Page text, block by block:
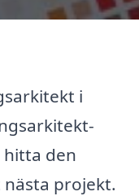
i
hitta den
projekt.